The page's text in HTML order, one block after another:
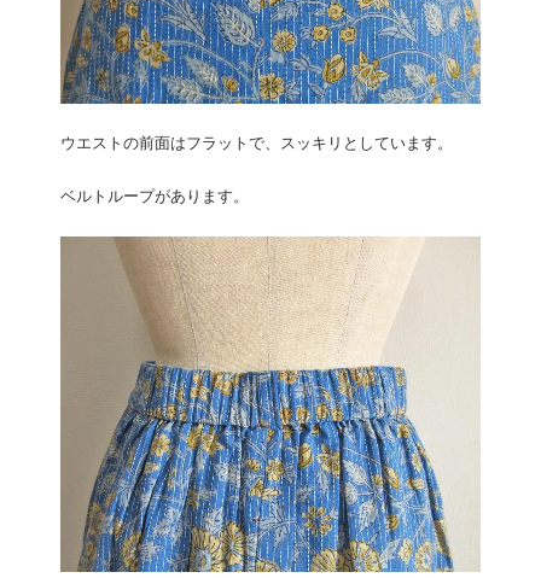
ウエストの前面はフラットで、スッキリとしています。
ベルトループがあります。